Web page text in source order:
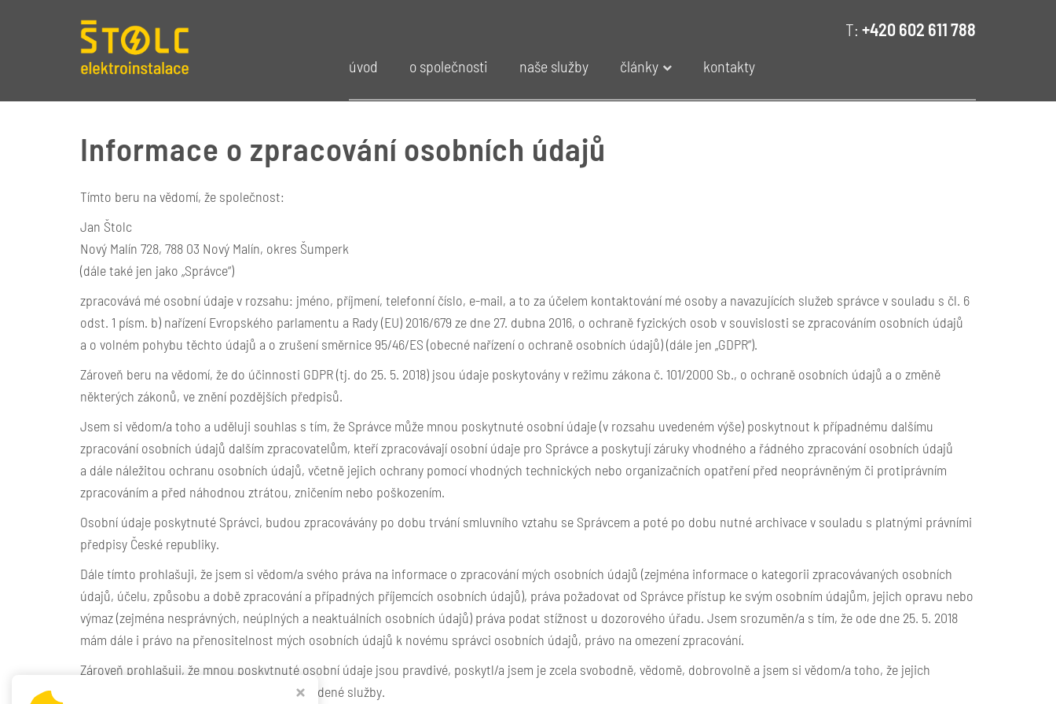
T: +420 602 611 788
úvod o společnosti naše služby články kontakty
Informace o zpracování osobních údajů
Tímto beru na vědomí, že společnost:
Jan Štolc
Nový Malín 728, 788 03 Nový Malín, okres Šumperk
(dále také jen jako „Správce“)
zpracovává mé osobní údaje v rozsahu: jméno, příjmení, telefonní číslo, e-mail, a to za účelem kontaktování mé osoby a navazujících služeb správce v souladu s čl. 6
odst. 1 písm. b) nařízení Evropského parlamentu a Rady (EU) 2016/679 ze dne 27. dubna 2016, o ochraně fyzických osob v souvislosti se zpracováním osobních údajů
a o volném pohybu těchto údajů a o zrušení směrnice 95/46/ES (obecné nařízení o ochraně osobních údajů) (dále jen „GDPR“).
Zároveň beru na vědomí, že do účinnosti GDPR (tj. do 25. 5. 2018) jsou údaje poskytovány v režimu zákona č. 101/2000 Sb., o ochraně osobních údajů a o změně
některých zákonů, ve znění pozdějších předpisů.
Jsem si vědom/a toho a uděluji souhlas s tím, že Správce může mnou poskytnuté osobní údaje (v rozsahu uvedeném výše) poskytnout k případnému dalšímu
zpracování osobních údajů dalším zpracovatelům, kteří zpracovávají osobní údaje pro Správce a poskytují záruky vhodného a řádného zpracování osobních údajů
a dále náležitou ochranu osobních údajů, včetně jejich ochrany pomocí vhodných technických nebo organizačních opatření před neoprávněným či protiprávním
zpracováním a před náhodnou ztrátou, zničením nebo poškozením.
Osobní údaje poskytnuté Správci, budou zpracovávány po dobu trvání smluvního vztahu se Správcem a poté po dobu nutné archivace v souladu s platnými právními
předpisy České republiky.
Dále tímto prohlašuji, že jsem si vědom/a svého práva na informace o zpracování mých osobních údajů (zejména informace o kategorii zpracovávaných osobních
údajů, účelu, způsobu a době zpracování a případných příjemcích osobních údajů), práva požadovat od Správce přístup ke svým osobním údajům, jejich opravu nebo
výmaz (zejména nesprávných, neúplných a neaktuálních osobních údajů) práva podat stížnost u dozorového úřadu. Jsem srozuměn/a s tím, že ode dne 25. 5. 2018
mám dále i právo na přenositelnost mých osobních údajů k novému správci osobních údajů, právo na omezení zpracování.
Zároveň prohlašuji, že mnou poskytnuté osobní údaje jsou pravdivé, poskytl/a jsem je zcela svobodně, vědomě, dobrovolně a jsem si vědom/a toho, že jejich
poskytnutí je nezbytné k realizaci shora uvedené služby.